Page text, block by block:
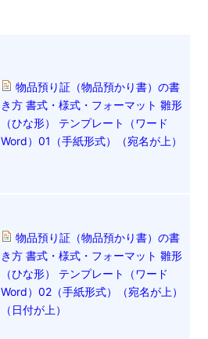
物品預り証（物品預かり書）の書
き方 書式・様式・フォーマット 雛形
（ひな形） テンプレート（ワード
Word）01（手紙形式）（宛名が上）
物品預り証（物品預かり書）の書
き方 書式・様式・フォーマット 雛形
（ひな形） テンプレート（ワード
Word）02（手紙形式）（宛名が上）
（日付が上）